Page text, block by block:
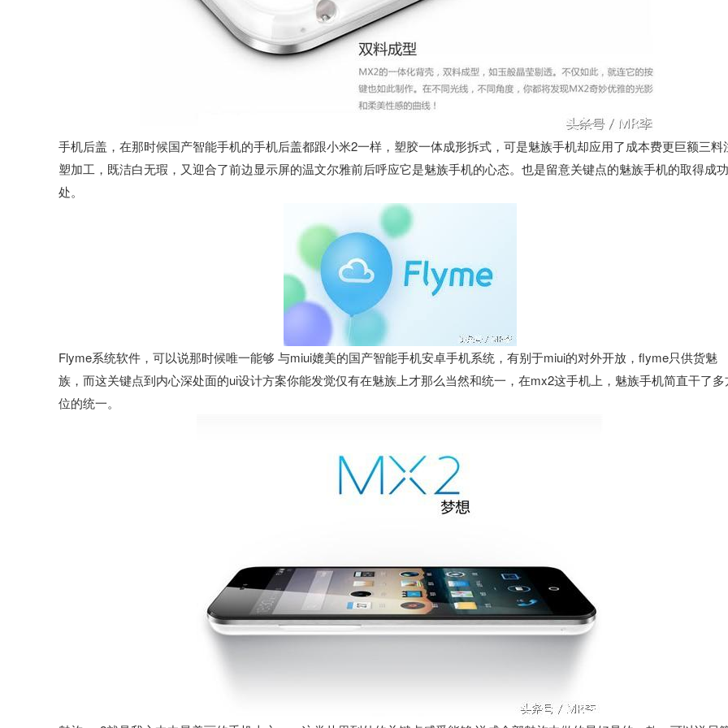
手机后盖，在那时候国产智能手机的手机后盖都跟小米2一样，塑胶一体成形拆式，可是魅族手机却应用了成本费更巨额三料
塑加工，既洁白无瑕，又迎合了前边显示屏的温文尔雅前后呼应它是魅族手机的心态。也是留意关键点的魅族手机的取得成
处。
Flyme系统软件，可以说那时候唯一能够 与miui媲美的国产智能手机安卓手机系统，有别于miui的对外开放，flyme只供货魅
族，而这关键点到内心深处面的ui设计方案你能发觉仅有在魅族上才那么当然和统一，在mx2这手机上，魅族手机简直干了多
位的统一。